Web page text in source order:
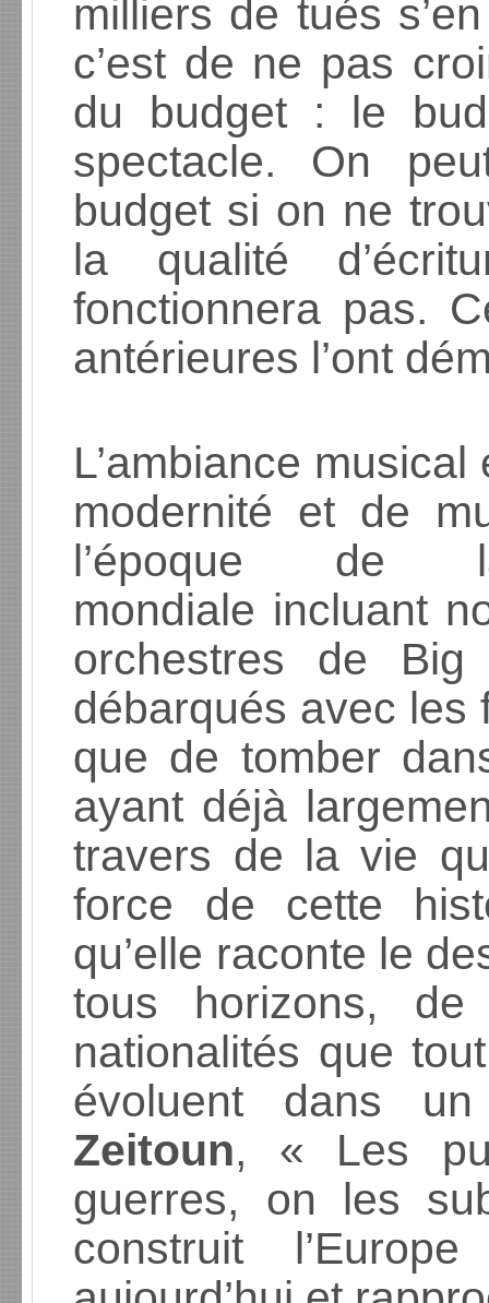
milliers de tués
c’est de ne pas
du budget : le
spectacle. On
budget si on ne
la qualité
fonctionnera pas.
antérieures l’ont
L’ambiance
modernité et de
l’époque de
mondiale incluant
orchestres de
débarqués avec les
que de tomber
ayant déjà
travers de la vie
force de cette
qu’elle raconte le
tous horizons,
nationalités que
évoluent dans
Zeitoun, « Les
guerres, on les
construit